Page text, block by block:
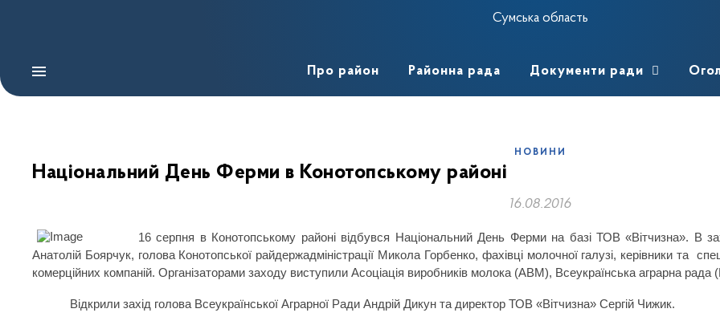
Сумська область
Про район Районна рада Документи ради
НОВИНИ
Національний День Ферми в Конотопському районі
16.08.2016
16 серпня в Конотопському районі відбувся Національний День Ферми на базі ТОВ «Вітчизна». В
Анатолій Боярчук, голова Конотопської райдержадміністрації Микола Горбенко, фахівці молочної галузі, керівники та
комерційних компаній. Організаторами заходу виступили Асоціація виробників молока (АВМ), Всеукраїнська аграрна
Відкрили захід голова Всеукраїнської Аграрної Ради Андрій Дикун та директор ТОВ «Вітчизна» Сергій Чижик.